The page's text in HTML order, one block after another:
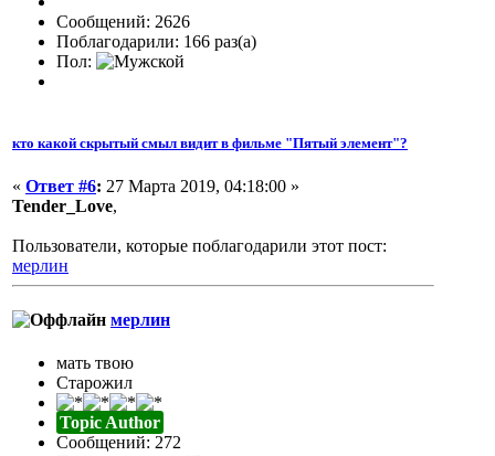
Сообщений: 2626
Поблагодарили: 166 раз(а)
Пол:
кто какой скрытый смыл видит в фильме "Пятый элемент"?
« Ответ #6: 27 Марта 2019, 04:18:00 »
Tender_Love,
Пользователи, которые поблагодарили этот пост:
мерлин
мерлин
мать твою
Старожил
Topic Author
Сообщений: 272